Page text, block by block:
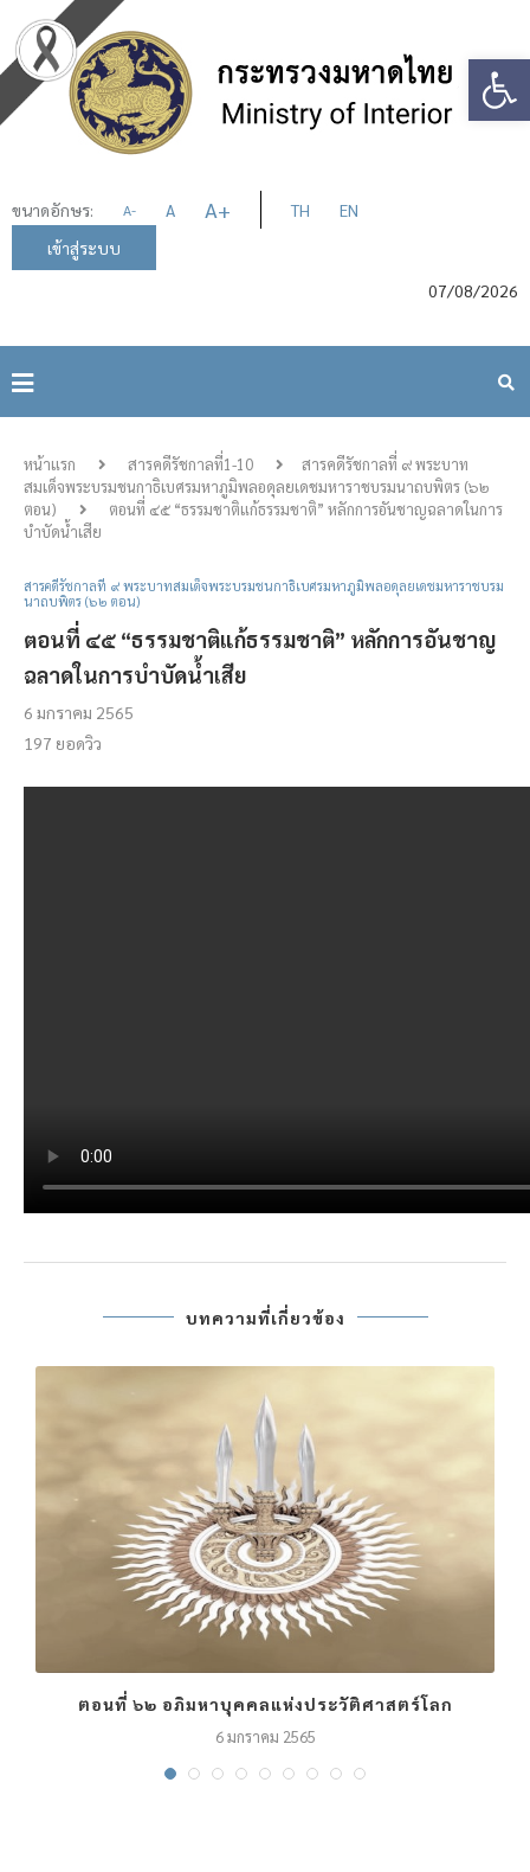
ขนาดอักษร: A- A A+ TH
EN
เข้าสู่ระบบ
07/08/2026
หน้าแรก สารคดีรัชกาลที่1-10
สารคดีรัชกาลที่ ๙ พระบาท
สมเด็จพระบรมชนกาธิเบศรมหาภูมิพลอดุลยเดชมหาราชบรมนาถบพิตร (๖๒
ตอน)
ตอนที่ ๔๕ “ธรรมชาติแก้ธรรมชาติ” หลักการอันชาญฉลาดในการ
บำบัดน้ำเสีย
สารคดีรัชกาลที่ ๙ พระบาทสมเด็จพระบรมชนกาธิเบศรมหาภูมิพลอดุลยเดชมหาราชบรม
นาถบพิตร (๖๒ ตอน)
ตอนที่ ๔๕ “ธรรมชาติแก้ธรรมชาติ” หลักการอันชาญ
ฉลาดในการบำบัดน้ำเสีย
6 มกราคม 2565
197 ยอดวิว
บทความที่เกี่ยวข้อง
ตอนที่ ๖๒ อภิมหาบุคคลแห่งประวัติศาสตร์โลก
6 มกราคม 2565